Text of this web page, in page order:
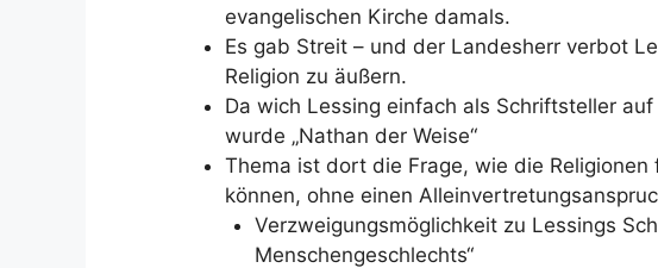
evangelischen Kirche damals.
Es gab Streit – und der Landesherr verbot
Religion zu äußern.
Da wich Lessing einfach als Schriftsteller
wurde „Nathan der Weise“
Thema ist dort die Frage, wie die
können, ohne einen
Verzweigungsmöglichkeit zu Lessings
Menschengeschlechts“